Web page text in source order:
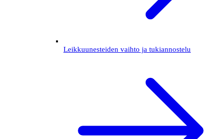
Leikkuunesteiden vaihto ja tukiannostelu